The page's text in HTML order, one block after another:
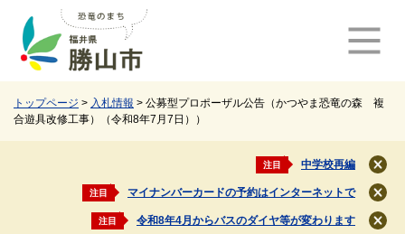
トップページ > 入札情報 > 公募型プロポーザル公告（かつやま恐竜の森 複
合遊具改修工事）（令和8年7月7日））
注目 中学校再編
閉
じ
る
注目 マイナンバーカードの予約はインターネットで
閉
じ
注目 令和8年4月からバスのダイヤ等が変わります
閉